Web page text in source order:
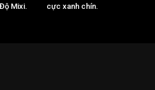
Mixi.
cực xanh chín.